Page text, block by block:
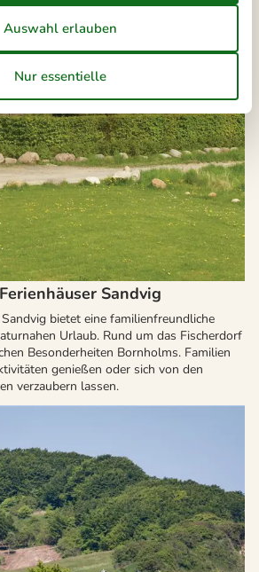
Sandvig
bietet eine familienfreundliche
Urlaub. Rund um das Fischerdorf
Besonderheiten Bornholms. Familien
genießen oder sich von den
verzaubern lassen.